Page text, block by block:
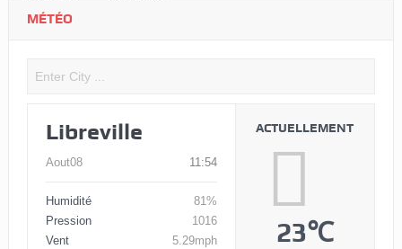
MÉTÉO
Libreville
Aout08 11:54
Humidité
81%
Pression
1016
Vent
5.29mph
ACTUELLEMENT
23℃